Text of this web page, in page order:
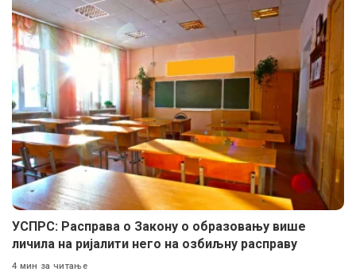
УСПРС: Расправа о Закону о образовању више
личила на ријалити него на озбиљну расправу
4 мин за читање